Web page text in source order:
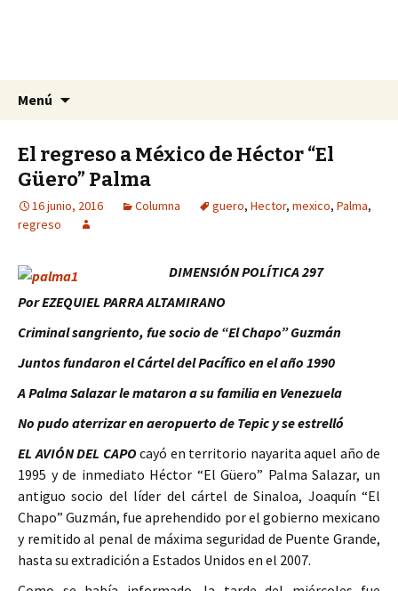
La Yunta de Tepic
La nueva opción en información
Menú
El regreso a México de Héctor “El
Güero” Palma
16 junio, 2016 Columna guero, Hector, mexico, Palma,
regreso
DIMENSIÓN POLÍTICA 297
Por EZEQUIEL PARRA ALTAMIRANO
Criminal sangriento, fue socio de “El Chapo” Guzmán
Juntos fundaron el Cártel del Pacífico en el año 1990
A Palma Salazar le mataron a su familia en Venezuela
No pudo aterrizar en aeropuerto de Tepic y se estrelló
EL AVIÓN DEL CAPO cayó en territorio nayarita aquel año de
1995 y de inmediato Héctor “El Güero” Palma Salazar, un
antiguo socio del líder del cártel de Sinaloa, Joaquín “El
Chapo” Guzmán, fue aprehendido por el gobierno mexicano
y remitido al penal de máxima seguridad de Puente Grande,
hasta su extradición a Estados Unidos en el 2007.